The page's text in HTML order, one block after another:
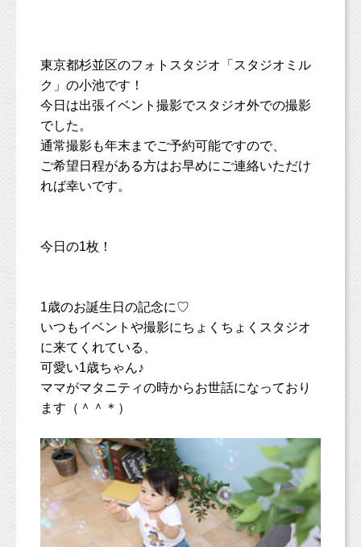
東京都杉並区のフォトスタジオ「スタジオミル
ク」の小池です！
今日は出張イベント撮影でスタジオ外での撮影
でした。
通常撮影も年末までご予約可能ですので、
ご希望日程がある方はお早めにご連絡いただけ
れば幸いです。
今日の1枚！
1歳のお誕生日の記念に♡
いつもイベントや撮影にちょくちょくスタジオ
に来てくれている、
可愛い1歳ちゃん♪
ママがマタニティの時からお世話になっており
ます（＾＾＊）